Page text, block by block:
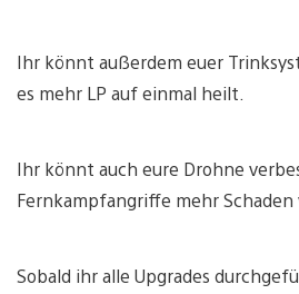
Ihr könnt außerdem euer
es mehr LP auf einmal heilt.
Ihr könnt auch eure Drohne
Fernkampfangriffe mehr Schaden
Sobald ihr alle Upgrades